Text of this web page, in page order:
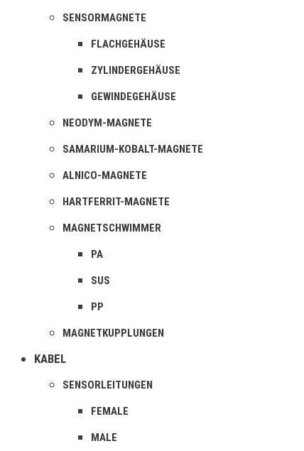
SENSORMAGNETE
FLACHGEHÄUSE
ZYLINDERGEHÄUSE
GEWINDEGEHÄUSE
NEODYM-MAGNETE
SAMARIUM-KOBALT-MAGNETE
ALNICO-MAGNETE
HARTFERRIT-MAGNETE
MAGNETSCHWIMMER
PA
SUS
PP
MAGNETKUPPLUNGEN
KABEL
SENSORLEITUNGEN
FEMALE
MALE